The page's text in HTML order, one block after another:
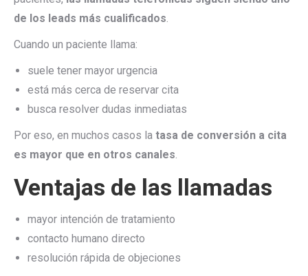
de los leads más cualificados.
Cuando un paciente llama:
suele tener mayor urgencia
está más cerca de reservar cita
busca resolver dudas inmediatas
Por eso, en muchos casos la tasa de conversión a cita
es mayor que en otros canales.
Ventajas de las llamadas
mayor intención de tratamiento
contacto humano directo
resolución rápida de objeciones